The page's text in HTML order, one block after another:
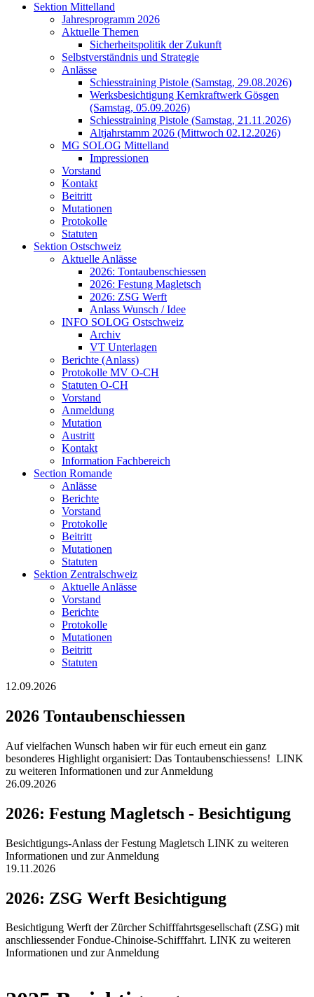
Sektion Mittelland
Jahresprogramm 2026
Aktuelle Themen
Sicherheitspolitik der Zukunft
Selbstverständnis und Strategie
Anlässe
Schiesstraining Pistole (Samstag, 29.08.2026)
Werksbesichtigung Kernkraftwerk Gösgen
(Samstag, 05.09.2026)
Schiesstraining Pistole (Samstag, 21.11.2026)
Altjahrstamm 2026 (Mittwoch 02.12.2026)
MG SOLOG Mittelland
Impressionen
Vorstand
Kontakt
Beitritt
Mutationen
Protokolle
Statuten
Sektion Ostschweiz
Aktuelle Anlässe
2026: Tontaubenschiessen
2026: Festung Magletsch
2026: ZSG Werft
Anlass Wunsch / Idee
INFO SOLOG Ostschweiz
Archiv
VT Unterlagen
Berichte (Anlass)
Protokolle MV O-CH
Statuten O-CH
Vorstand
Anmeldung
Mutation
Austritt
Kontakt
Information Fachbereich
Section Romande
Anlässe
Berichte
Vorstand
Protokolle
Beitritt
Mutationen
Statuten
Sektion Zentralschweiz
Aktuelle Anlässe
Vorstand
Berichte
Protokolle
Mutationen
Beitritt
Statuten
12.09.2026
2026 Tontaubenschiessen
Auf vielfachen Wunsch haben wir für euch erneut ein ganz
besonderes Highlight organisiert: Das Tontaubenschiessens! LINK
zu weiteren Informationen und zur Anmeldung
26.09.2026
2026: Festung Magletsch - Besichtigung
Besichtigungs-Anlass der Festung Magletsch LINK zu weiteren
Informationen und zur Anmeldung
19.11.2026
2026: ZSG Werft Besichtigung
Besichtigung Werft der Zürcher Schifffahrtsgesellschaft (ZSG) mit
anschliessender Fondue-Chinoise-Schifffahrt. LINK zu weiteren
Informationen und zur Anmeldung